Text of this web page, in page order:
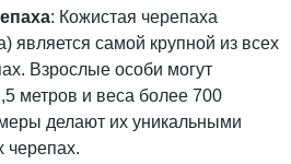
: Кожистая черепаха
является самой крупной из всех
Взрослые особи могут
метров и веса более 700
делают их уникальными
черепах.